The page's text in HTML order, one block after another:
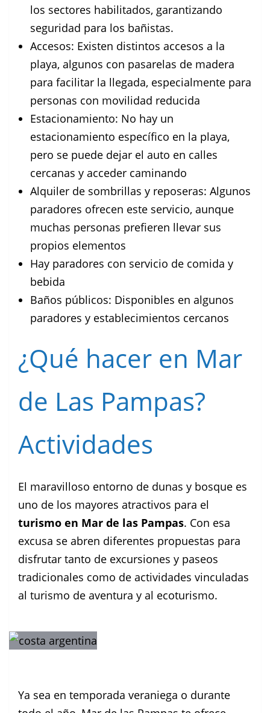
los sectores habilitados, garantizando
seguridad para los bañistas.
Accesos: Existen distintos accesos a la
playa, algunos con pasarelas de madera
para facilitar la llegada, especialmente para
personas con movilidad reducida
Estacionamiento: No hay un
estacionamiento específico en la playa,
pero se puede dejar el auto en calles
cercanas y acceder caminando
Alquiler de sombrillas y reposeras: Algunos
paradores ofrecen este servicio, aunque
muchas personas prefieren llevar sus
propios elementos
Hay paradores con servicio de comida y
bebida
Baños públicos: Disponibles en algunos
paradores y establecimientos cercanos
¿Qué hacer en Mar
de Las Pampas?
Actividades
El maravilloso entorno de dunas y bosque es
uno de los mayores atractivos para el
turismo en Mar de las Pampas. Con esa
excusa se abren diferentes propuestas para
disfrutar tanto de excursiones y paseos
tradicionales como de actividades vinculadas
al turismo de aventura y al ecoturismo.
Ya sea en temporada veraniega o durante